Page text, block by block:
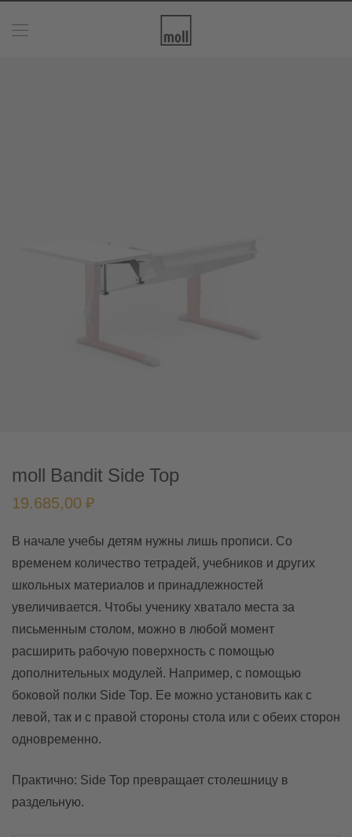
moll Bandit Side Top
19.685,00 ₽
В начале учебы детям нужны лишь прописи. Со
временем количество тетрадей, учебников и других
школьных материалов и принадлежностей
увеличивается. Чтобы ученику хватало места за
письменным столом, можно в любой момент
расширить рабочую поверхность с помощью
дополнительных модулей. Например, с помощью
боковой полки Side Top. Ее можно установить как с
левой, так и с правой стороны стола или с обеих сторон
одновременно.
Практично: Side Top превращает столешницу в
раздельную.